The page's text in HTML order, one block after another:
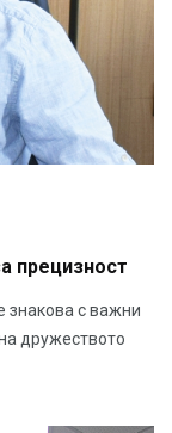
прецизност
знакова с важни
дружеството